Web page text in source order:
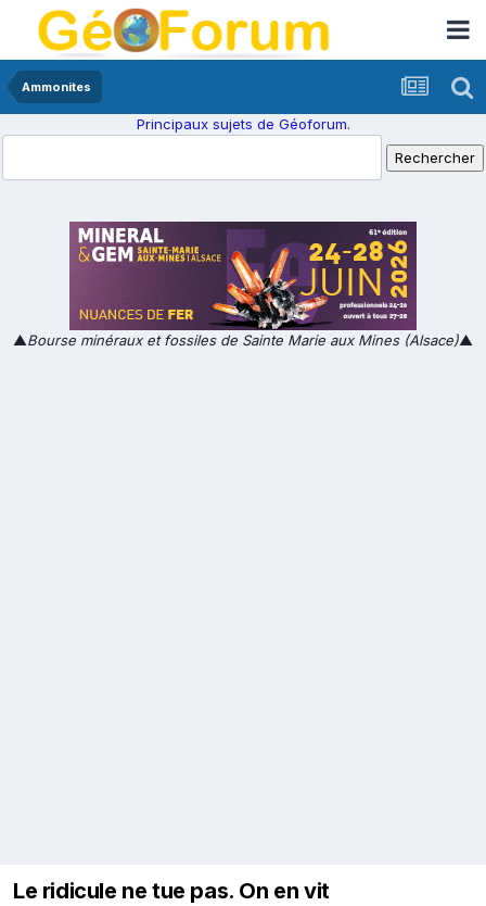
Ammonites
Principaux sujets de Géoforum.
▲Bourse minéraux et fossiles de Sainte Marie aux Mines (Alsace)▲
Le ridicule ne tue pas. On en vit